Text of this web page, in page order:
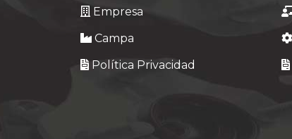
Empresa
Campa
Política Privacidad